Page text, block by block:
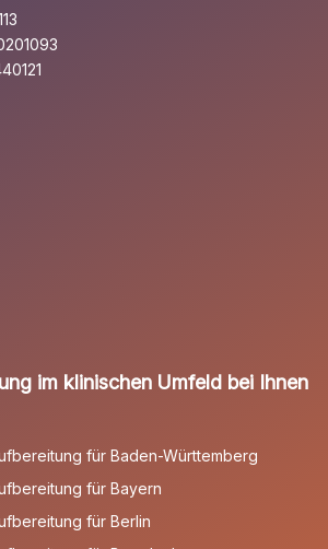
im klinischen Umfeld bei Ihnen
für Baden-Württemberg
für Bayern
für Berlin